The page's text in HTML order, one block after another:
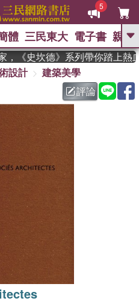
5
GO
：東野圭吾 、 高希均教授回憶錄
父親節 、 如果歷
暑期推薦 、 國際布克
灣漫遊錄
的迷走神經
體 三民東大 電子書 親子
《史坎德》系列帶你踏上熱血
設計
建築美學
評論